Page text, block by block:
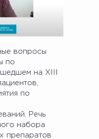
вопросы
по
на XIII
по
Речь
набора
препаратов